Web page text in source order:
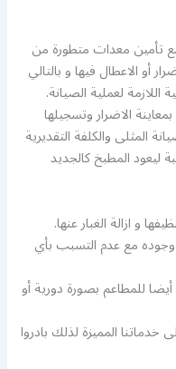
تأمين معدات متطورة من
أو الاعطال فيها و بالتالي
اللازمة لعملية الصيانة.
الاضرار وتسجيلها
المثلى والكلفة التقديرية
ليعود المطبخ كالجديد
و ازالة الغبار عنها.
وجوده مع عدم التسبب بأي
أيضا للمطاعم بصورة دورية أو
المميزة لذلك بادروا